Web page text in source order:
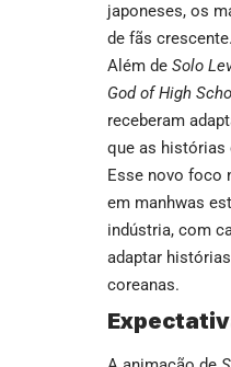
japoneses, os
de fãs crescente.
Além de Solo
God of High
receberam
que as histórias
Esse novo foco
em manhwas
indústria, com
adaptar
coreanas.